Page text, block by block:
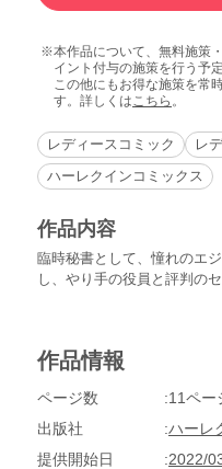
本作品について、無料施策
イント付与の施策を行う予
この他にもお得な施策を常
す。詳しくはこちら 。
レディースコミック
レ
ハーレクインコミックス
作品内容
臨時秘書として、憧れのエ
し、やり手の役員と評判の
慢で人づかいが荒いセイン
かも失ってしまうのに・・・
作品情報
ページ数
11ペー
出版社
ハーレ
提供開始日
2022/